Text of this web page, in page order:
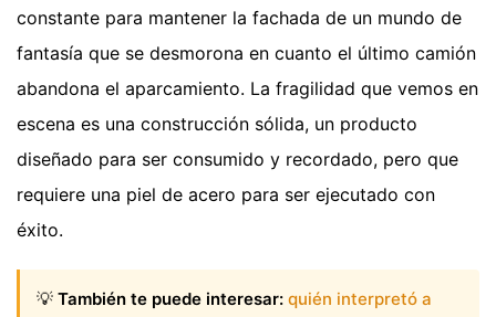
constante para mantener la fachada de un mundo de
fantasía que se desmorona en cuanto el último camión
abandona el aparcamiento. La fragilidad que vemos en
escena es una construcción sólida, un producto
diseñado para ser consumido y recordado, pero que
requiere una piel de acero para ser ejecutado con
éxito.
💡 También te puede interesar: quién interpretó a